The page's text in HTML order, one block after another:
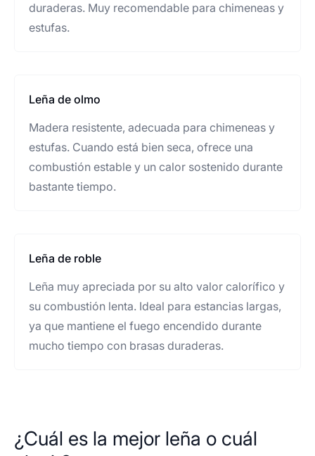
duraderas. Muy recomendable para chimeneas y
estufas.
Leña de olmo
Madera resistente, adecuada para chimeneas y
estufas. Cuando está bien seca, ofrece una
combustión estable y un calor sostenido durante
bastante tiempo.
Leña de roble
Leña muy apreciada por su alto valor calorífico y
su combustión lenta. Ideal para estancias largas,
ya que mantiene el fuego encendido durante
mucho tiempo con brasas duraderas.
¿Cuál es la mejor leña o cuál